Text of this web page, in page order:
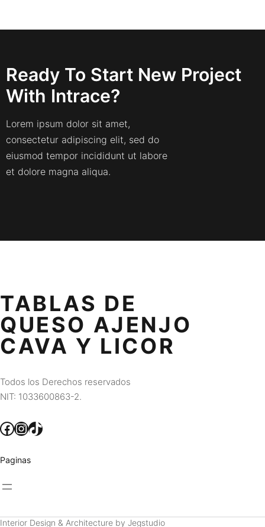
Ready To Start New Project
With Intrace?
Lorem ipsum dolor sit amet,
consectetur adipiscing elit, sed do
eiusmod tempor incididunt ut labore
et dolore magna aliqua.
TABLAS DE
QUESO AJENJO
CAVA Y LICOR
Todos los Derechos reservados
NIT: 1033600863-2.
Facebook InstagramTikTok
Paginas
Interior Design & Architecture by Jegstudio